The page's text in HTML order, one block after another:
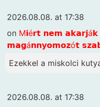
2026.08.08. at 17:38
on M𝗶é𝗿𝘁 𝗻𝗲𝗺
𝗺𝗮𝗴á𝗻𝗻𝘆𝗼𝗺𝗼𝘇ó𝘁
Ezekkel a miskolci
2026.08.08. at 17:38